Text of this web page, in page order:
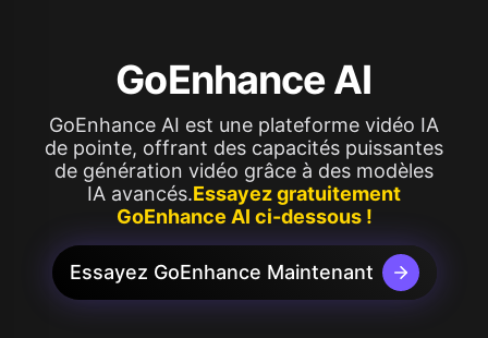
GoEnhance AI
GoEnhance AI est une plateforme vidéo IA
de pointe, offrant des capacités puissantes
de génération vidéo grâce à des modèles
IA avancés.Essayez gratuitement
GoEnhance AI ci-dessous !
Essayez GoEnhance Maintenant